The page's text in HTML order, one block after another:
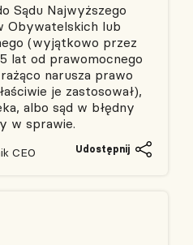
Sądu Najwyższego
Obywatelskich lub
(wyjątkowo przez
lat od prawomocnego
narusza prawo
je zastosował),
albo sąd w błędny
w sprawie.
CEO Udostępnij